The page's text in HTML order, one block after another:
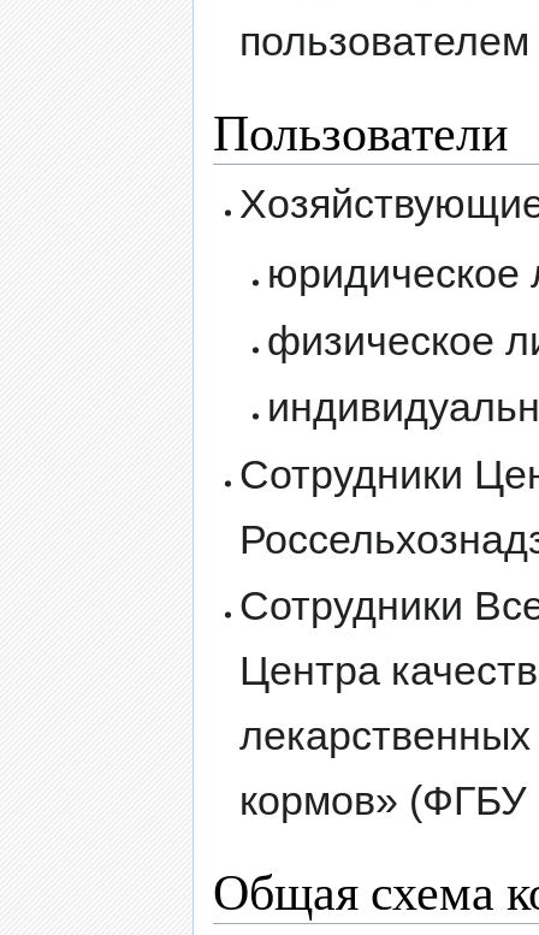
Пользователи
юридическое
физическое
Сотрудники
Сотрудники
Центра
кормов»
Общая схема